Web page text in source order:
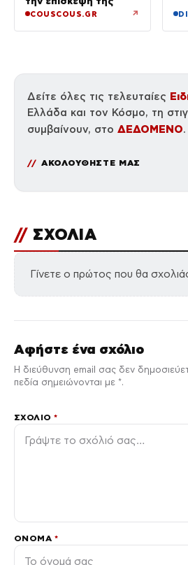
COUSCOUS.GR ↗
Δείτε όλες τις τελευταίες
Ελλάδα και τον Κόσμο, τη
συμβαίνουν, στο ΔΕΔΟΜΕΝΟ.
ΑΚΟΛΟΥΘΗΣΤΕ ΜΑΣ
// ΣΧΟΛΙΑ
Γίνετε ο πρώτος που θα
Αφήστε ένα σχόλιο
Η διεύθυνση email σας δεν
πεδία σημειώνονται με *.
ΣΧΌΛΙΟ*
ΌΝΟΜΑ *